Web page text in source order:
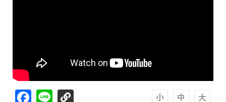
Facebook
Line